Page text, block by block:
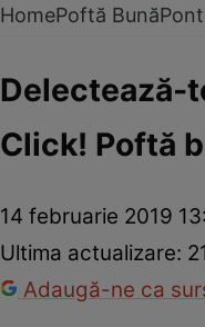
HomePoftă Bună
Delectează-
Click! Poftă
14 februarie 2019
Ultima actualizare:
Adaugă-ne ca